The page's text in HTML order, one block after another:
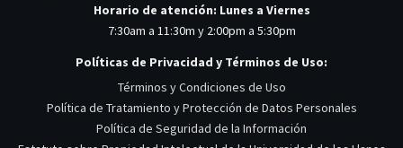
Horario de atención: Lunes a Viernes
7:30am a 11:30m y 2:00pm a 5:30pm
Políticas de Privacidad y Términos de Uso:
Términos y Condiciones de Uso
Política de Tratamiento y Protección de Datos Personales
Política de Seguridad de la Información